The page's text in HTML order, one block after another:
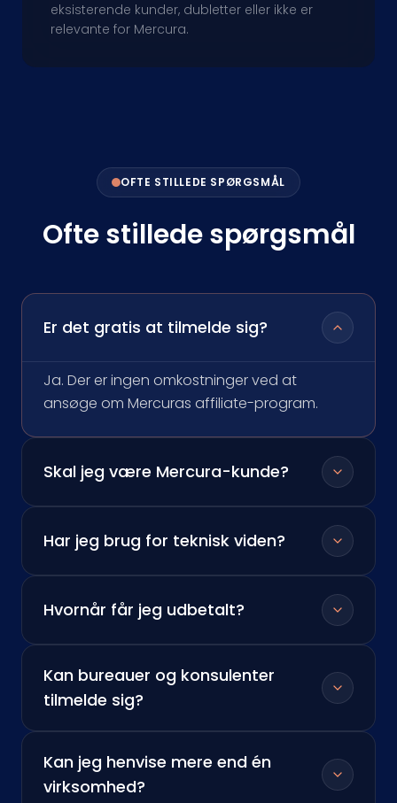
eksisterende kunder, dubletter eller ikke er
relevante for Mercura.
OFTE STILLEDE SPØRGSMÅL
Ofte stillede spørgsmål
Er det gratis at tilmelde sig?
Ja. Der er ingen omkostninger ved at
ansøge om Mercuras affiliate-program.
Skal jeg være Mercura-kunde?
Har jeg brug for teknisk viden?
Hvornår får jeg udbetalt?
Kan bureauer og konsulenter
tilmelde sig?
Kan jeg henvise mere end én
virksomhed?